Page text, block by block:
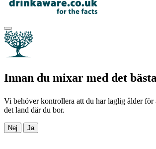
Innan du mixar med det bästa
Vi behöver kontrollera att du har laglig ålder
det land där du bor.
Nej Ja